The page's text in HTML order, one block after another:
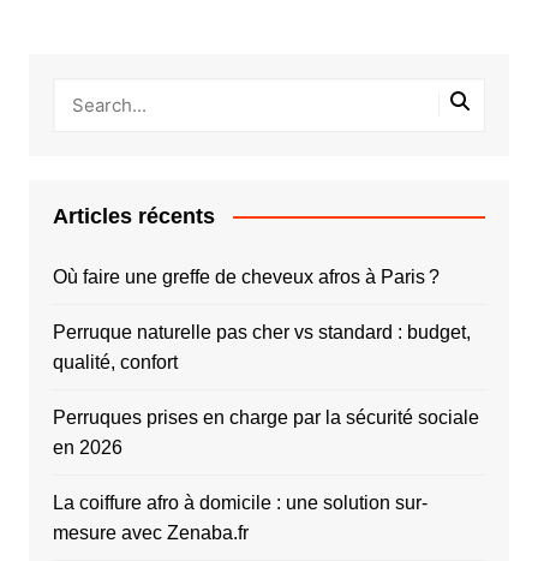
Articles récents
Où faire une greffe de cheveux afros à Paris ?
Perruque naturelle pas cher vs standard : budget,
qualité, confort
Perruques prises en charge par la sécurité sociale
en 2026
La coiffure afro à domicile : une solution sur-
mesure avec Zenaba.fr